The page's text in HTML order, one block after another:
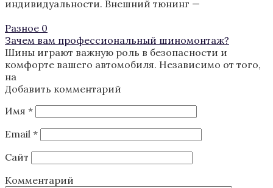
индивидуальности. Внешний тюнинг —
Разное 0
Зачем вам профессиональный шиномонтаж?
Шины играют важную роль в безопасности и
комфорте вашего автомобиля. Независимо от того,
на
Добавить комментарий
Имя *
Email *
Сайт
Комментарий